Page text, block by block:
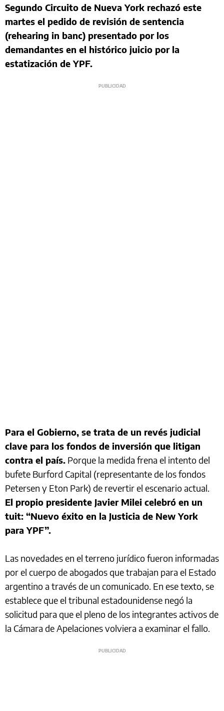
Segundo Circuito de Nueva York rechazó este
martes el pedido de revisión de sentencia
(rehearing in banc) presentado por los
demandantes en el histórico juicio por la
estatización de YPF.
Para el Gobierno, se trata de un revés judicial
clave para los fondos de inversión que litigan
contra el país. Porque la medida frena el intento del
bufete Burford Capital (representante de los fondos
Petersen y Eton Park) de revertir el escenario actual.
El propio presidente Javier Milei celebró en un
tuit: “Nuevo éxito en la Justicia de New York
para YPF”.
Las novedades en el terreno jurídico fueron informadas
por el cuerpo de abogados que trabajan para el Estado
argentino a través de un comunicado. En ese texto, se
establece que el tribunal estadounidense negó la
solicitud para que el pleno de los integrantes activos de
la Cámara de Apelaciones volviera a examinar el fallo.